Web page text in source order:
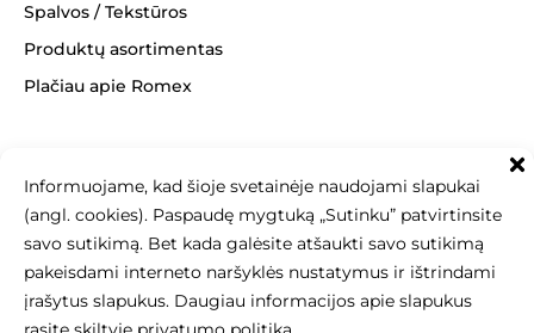
Informuojame, kad šioje svetainėje naudojami slapukai
(angl. cookies). Paspaudę mygtuką „Sutinku” patvirtinsite
savo sutikimą. Bet kada galėsite atšaukti savo sutikimą
pakeisdami interneto naršyklės nustatymus ir ištrindami
įrašytus slapukus. Daugiau informacijos apie slapukus
Spalvos / Tekstūros
Produktų asortimentas
Plačiau apie Romex
+370 463 14062
info@betonomozaika.lt